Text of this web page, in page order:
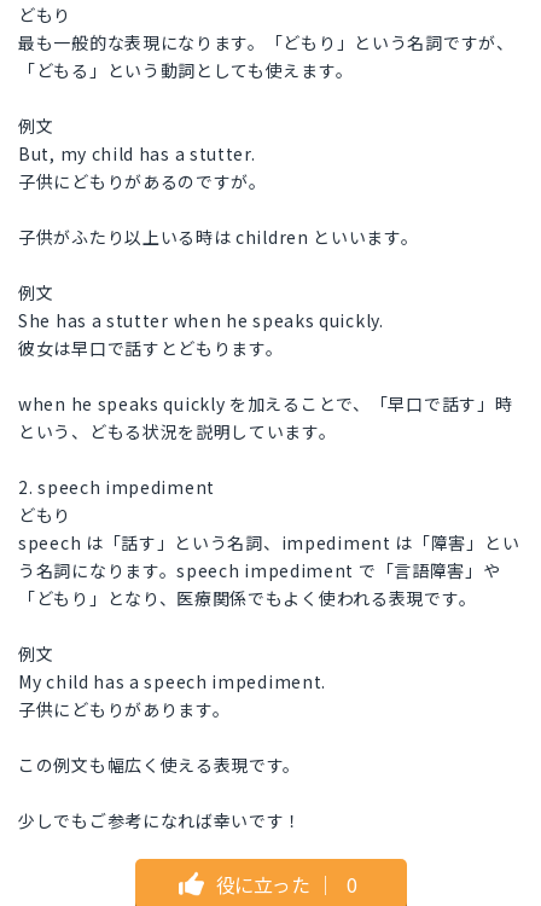
どもり
最も一般的な表現になります。「どもり」という名詞ですが、
「どもる」という動詞としても使えます。
例文
But, my child has a stutter.
子供にどもりがあるのですが。
子供がふたり以上いる時は children といいます。
例文
She has a stutter when he speaks quickly.
彼女は早口で話すとどもります。
when he speaks quickly を加えることで、「早口で話す」時
という、どもる状況を説明しています。
2. speech impediment
どもり
speech は「話す」という名詞、impediment は「障害」とい
う名詞になります。speech impediment で「言語障害」や
「どもり」となり、医療関係でもよく使われる表現です。
例文
My child has a speech impediment.
子供にどもりがあります。
この例文も幅広く使える表現です。
少しでもご参考になれば幸いです！
役に立った ｜ 0